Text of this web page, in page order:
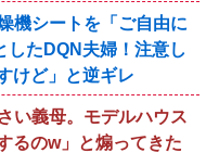
機シートを「ご自由に
したDQN夫婦！注意し
けど」と逆ギレ
い義母。モデルハウス
るのw」と煽ってきた